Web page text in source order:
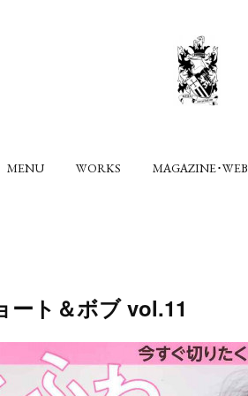
MENU WORKS MAGAZINE･WEB
ート＆ボブ vol.11